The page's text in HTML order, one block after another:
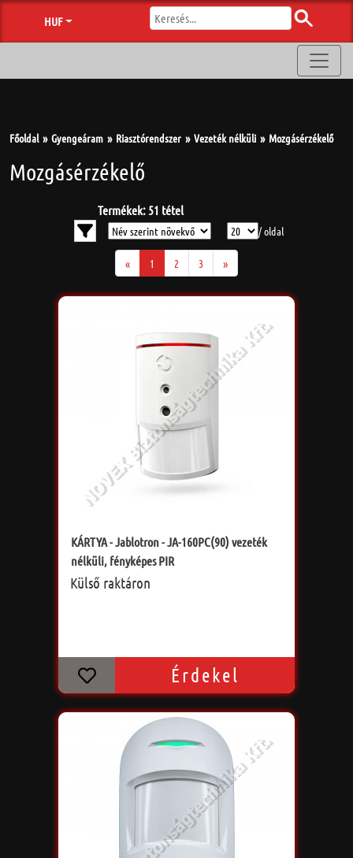
HUF
Főoldal Gyengeáram Riasztórendszer Vezeték nélküli Mozgásérzékelő
Mozgásérzékelő
Termékek: 51 tétel
/ oldal
« 1 2 3 »
KÁRTYA - Jablotron - JA-160PC(90) vezeték
nélküli, fényképes PIR
Külső raktáron
Érdekel